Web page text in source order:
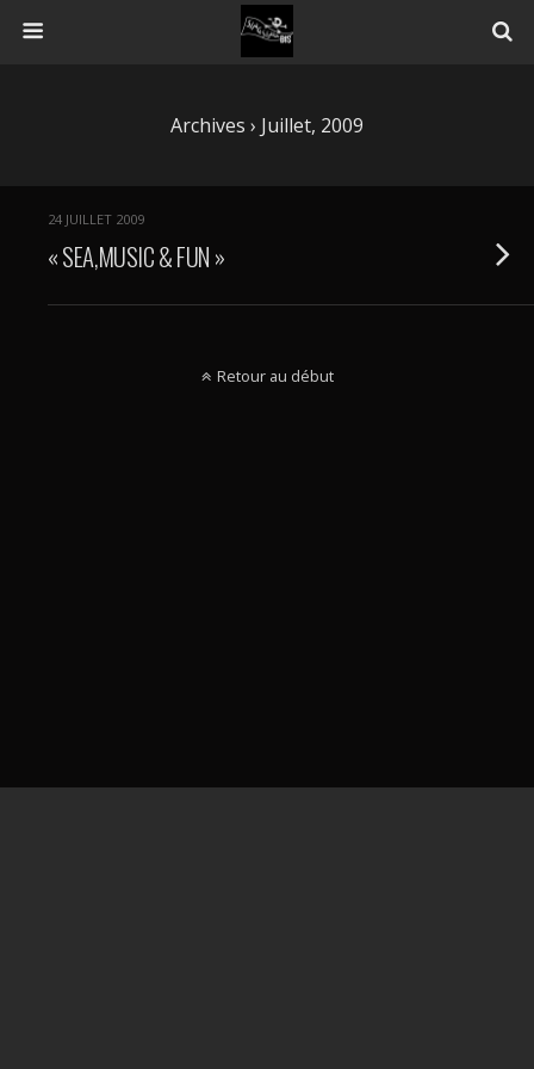
Archives › Juillet, 2009
24 JUILLET 2009
« SEA,MUSIC & FUN »
Retour au début